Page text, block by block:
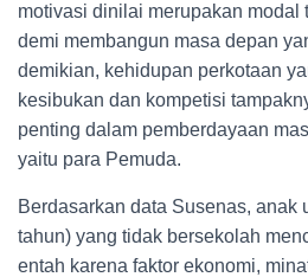
motivasi dinilai merupakan modal
demi membangun masa depan
demikian, kehidupan perkotaan
kesibukan dan kompetisi
penting dalam pemberdayaan
yaitu para Pemuda.
Berdasarkan data Susenas, anak
tahun) yang tidak bersekolah
entah karena faktor ekonomi,